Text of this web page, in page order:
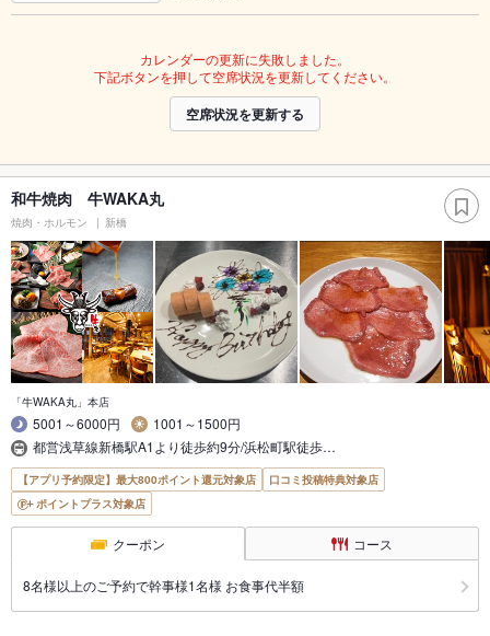
カレンダーの更新に失敗しました。
下記ボタンを押して空席状況を更新してください。
空席状況を更新する
和牛焼肉 牛WAKA丸
焼肉・ホルモン 新橋
「牛WAKA丸」本店
5001～6000円
1001～1500円
都営浅草線新橋駅A1より徒歩約9分/浜松町駅徒歩…
【アプリ予約限定】最大800ポイント還元対象店
口コミ投稿特典対象店
ポイントプラス対象店
クーポン コース
8名様以上のご予約で幹事様1名様 お食事代半額